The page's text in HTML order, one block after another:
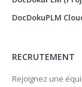
DocDokuPLM
RECRUTEMENT
Rejoignez une